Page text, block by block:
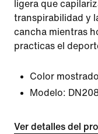
ligera que
transpirabilidad y
cancha mientras
practicas el
Color
Modelo:
Ver detalles del